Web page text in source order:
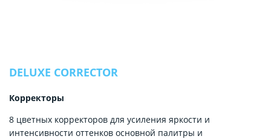
DELUXE CORRECTOR
Корректоры
8 цветных корректоров для усиления яркости и
интенсивности оттенков основной палитры и